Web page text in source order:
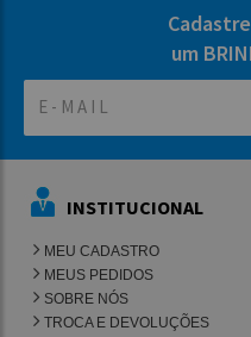
um
INSTITUCIONAL
MEU CADASTRO
MEUS PEDIDOS
SOBRE NÓS
TROCA E DEVOLUÇÕES